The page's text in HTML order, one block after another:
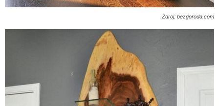
Zdroj: bezgoroda.com